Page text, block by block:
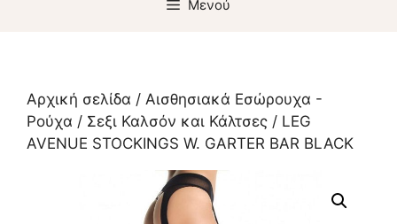
Μενού
Αρχική σελίδα / Αισθησιακά Εσώρουχα -
Ρούχα / Σεξι Καλσόν και Κάλτσες / LEG
AVENUE STOCKINGS W. GARTER BAR BLACK